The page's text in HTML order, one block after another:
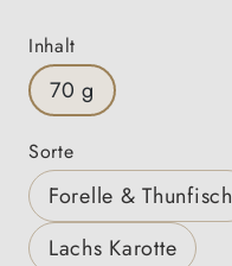
Inhaltauswählen
70 g
Sorteauswählen
Forelle & Thunfisch
Lachs Karotte